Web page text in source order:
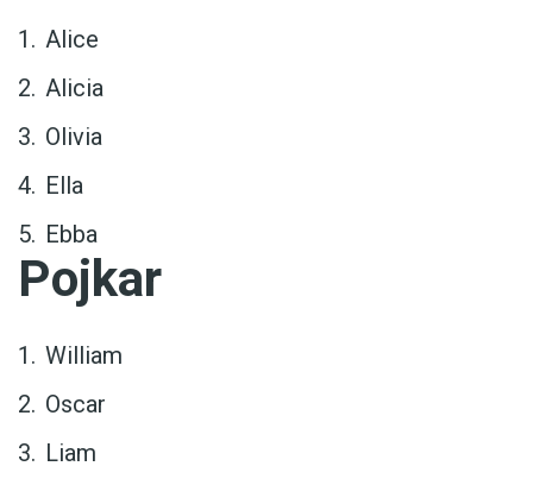
Alice
Alicia
Olivia
Ella
Ebba
Pojkar
William
Oscar
Liam